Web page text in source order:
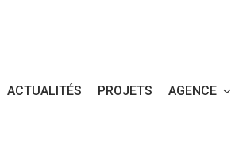
ACTUALITÉS PROJETS AGENCE